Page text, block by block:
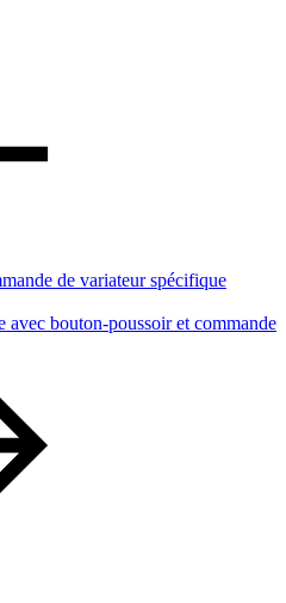
de variateur spécifique
avec bouton-poussoir et commande